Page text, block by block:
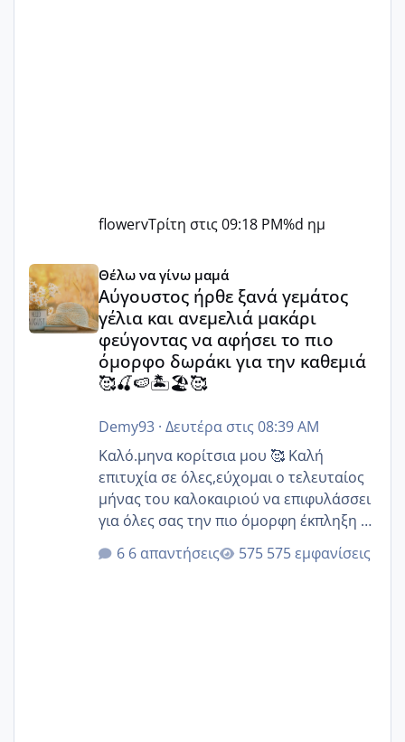
flowervΤρίτη στις 09:18 PM%d ημ
Αύγουστος ήρθε ξανά γεμάτος γέλια και ανεμελιά
Θέλω να γίνω μαμά
Αύγουστος ήρθε ξανά γεμάτος
γέλια και ανεμελιά μακάρι
φεύγοντας να αφήσει το πιο
όμορφο δωράκι για την καθεμιά
🥰🍒🍉🏝️🏖️🥰
Demy93· Δευτέρα στις 08:39 AM
Καλό.μηνα κορίτσια μου 🥰 Καλή
επιτυχία σε όλες,εύχομαι ο τελευταίος
μήνας του καλοκαιριού να επιφυλάσσει
για όλες σας την πιο όμορφη έκπληξη 🧿
@Elk @Melikara86 @Παρασκευαιδου
@Zenia z @melitiniღ @Christi.D.
6 απαντήσεις 575 εμφανίσεις